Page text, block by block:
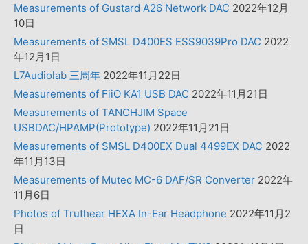
Measurements of Gustard A26 Network DAC 2022年12月
10日
Measurements of SMSL D400ES ESS9039Pro DAC 2022
年12月1日
L7Audiolab 三周年 2022年11月22日
Measurements of FiiO KA1 USB DAC 2022年11月21日
Measurements of TANCHJIM Space
USBDAC/HPAMP(Prototype) 2022年11月21日
Measurements of SMSL D400EX Dual 4499EX DAC 2022
年11月13日
Measurements of Mutec MC-6 DAF/SR Converter 2022年
11月6日
Photos of Truthear HEXA In-Ear Headphone 2022年11月2
日